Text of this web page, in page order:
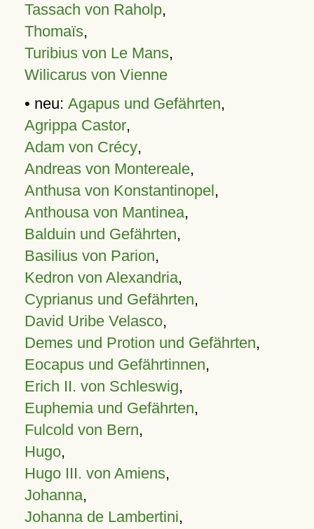
Tassach von Raholp,
Thomaïs,
Turibius von Le Mans,
Wilicarus von Vienne
• neu: Agapus und Gefährten,
Agrippa Castor,
Adam von Crécy,
Andreas von Montereale,
Anthusa von Konstantinopel,
Anthousa von Mantinea,
Balduin und Gefährten,
Basilius von Parion,
Kedron von Alexandria,
Cyprianus und Gefährten,
David Uribe Velasco,
Demes und Protion und Gefährten,
Eocapus und Gefährtinnen,
Erich II. von Schleswig,
Euphemia und Gefährten,
Fulcold von Bern,
Hugo,
Hugo III. von Amiens,
Johanna,
Johanna de Lambertini,